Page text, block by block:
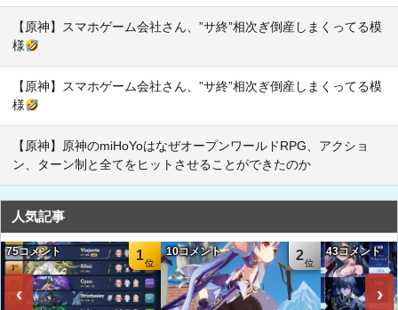
【原神】スマホゲーム会社さん、”サ終”相次ぎ倒産しまくってる模
様
【原神】スマホゲーム会社さん、”サ終”相次ぎ倒産しまくってる模
様
【原神】原神のmiHoYoはなぜオープンワールドRPG、アクショ
ン、ターン制と全てをヒットさせることができたのか
人気記事
‹
1
75コメント 2
10コメント 43コメント
›